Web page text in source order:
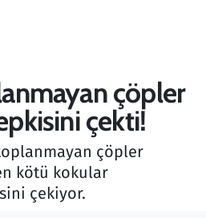
çöpler
çekti!
çöpler
kötü kokular
çekiyor.